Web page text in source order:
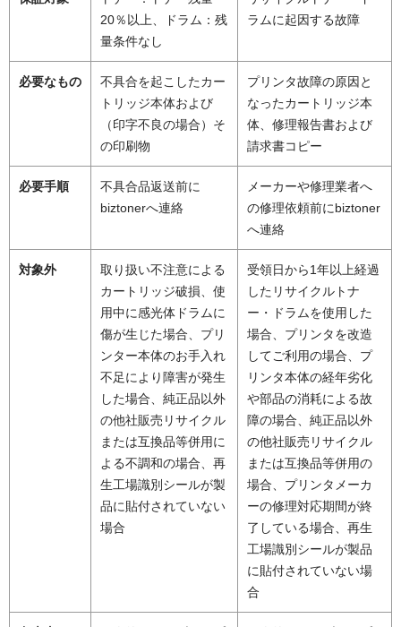
20％以上、ドラム：残
量条件なし
ラムに起因する故障
必要なもの
不具合を起こしたカー
トリッジ本体および
（印字不良の場合）そ
の印刷物
プリンタ故障の原因と
なったカートリッジ本
体、修理報告書および
請求書コピー
必要手順
不具合品返送前に
biztonerへ連絡
メーカーや修理業者へ
の修理依頼前にbiztoner
へ連絡
対象外
取り扱い不注意による
カートリッジ破損、使
用中に感光体ドラムに
傷が生じた場合、プリ
ンター本体のお手入れ
不足により障害が発生
した場合、純正品以外
の他社販売リサイクル
または互換品等併用に
よる不調和の場合、再
生工場識別シールが製
品に貼付されていない
場合
受領日から1年以上経過
したリサイクルトナ
ー・ドラムを使用した
場合、プリンタを改造
してご利用の場合、プ
リンタ本体の経年劣化
や部品の消耗による故
障の場合、純正品以外
の他社販売リサイクル
または互換品等併用の
場合、プリンタメーカ
ーの修理対応期間が終
了している場合、再生
工場識別シールが製品
に貼付されていない場
合